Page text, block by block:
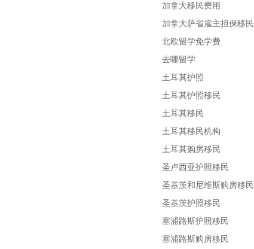
加拿大移民费用
加拿大萨省雇主担保移民
北欧留学免学费
去哪留学
土耳其护照
土耳其护照移民
土耳其移民
土耳其移民机构
土耳其购房移民
圣卢西亚护照移民
圣基茨和尼维斯购房移民
圣基茨护照移民
塞浦路斯护照移民
塞浦路斯购房移民